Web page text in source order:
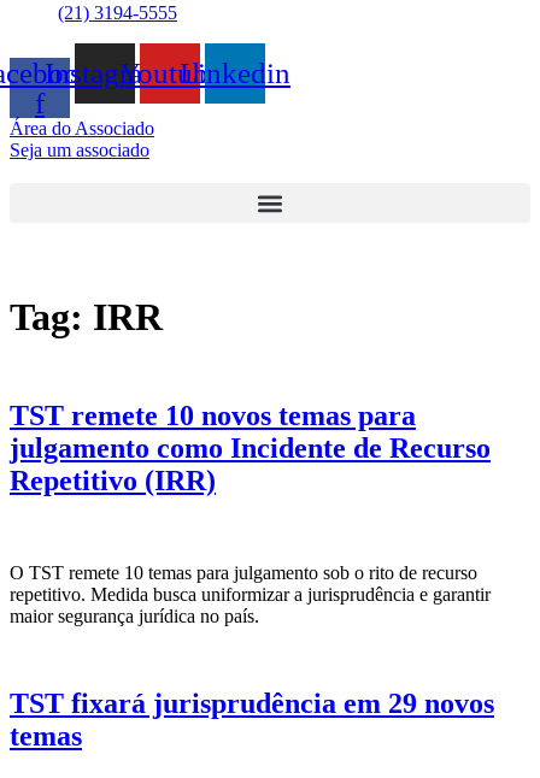
(21) 3194-5555
f
InstagramYoutubeLinkedin
Área do Associado
Seja um associado
Tag: IRR
TST remete 10 novos temas para
julgamento como Incidente de Recurso
Repetitivo (IRR)
O TST remete 10 temas para julgamento sob o rito de recurso
repetitivo. Medida busca uniformizar a jurisprudência e garantir
maior segurança jurídica no país.
TST fixará jurisprudência em 29 novos
temas